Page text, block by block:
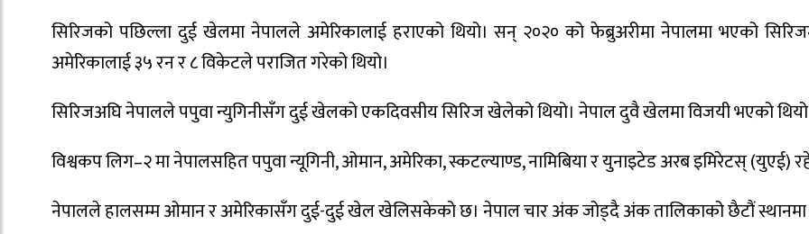
सिरिजको पछिल्ला दुई खेलमा नेपालले अमेरिकालाई हराएको थियो। सन् २०२० को फेब्रुअरीमा नेपालमा भएको
अमेरिकालाई ३५ रन र ८ विकेटले पराजित गरेको थियो।
सिरिजअघि नेपालले पपुवा न्युगिनीसँग दुई खेलको एकदिवसीय सिरिज खेलेको थियो। नेपाल दुवै खेलमा विजयी भएको
विश्वकप लिग–२ मा नेपालसहित पपुवा न्यूगिनी, ओमान, अमेरिका, स्कटल्याण्ड, नामिबिया र युनाइटेड अरब इमिरेटस् (युएई)
नेपालले हालसम्म ओमान र अमेरिकासँग दुई-दुई खेल खेलिसकेको छ। नेपाल चार अंक जोड्दै अंक तालिकाको छैटौं